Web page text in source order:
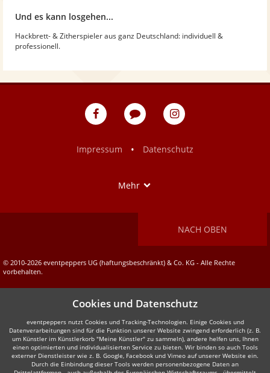
Und es kann losgehen...
Hackbrett- & Zitherspieler aus ganz Deutschland: individuell &
professionell.
eventpeppers
Blog
eventpeppers
Impressum
• Datenschutz
Mehr
NACH OBEN
© 2010-2026 eventpeppers UG (haftungsbeschränkt) & Co. KG - Alle Rechte
vorbehalten.
Cookies und Datenschutz
eventpeppers nutzt Cookies und Tracking-Technologien. Einige Cookies und
Datenverarbeitungen sind für die Funktion unserer Website zwingend erforderlich (z. B.
um Künstler im Künstlerkorb "Meine Künstler" zu sammeln), andere helfen uns, Ihnen
einen optimierten und individualisierten Service zu bieten. Wir binden so auch Tools
externer Dienstleister wie z. B. Google, Facebook und Vimeo auf unserer Website ein.
Durch die Einbindung dieser Tools werden personenbezogene Daten an